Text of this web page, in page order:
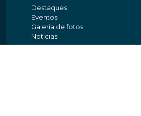
Destaques
Eventos
Galeria de fotos
Notícias